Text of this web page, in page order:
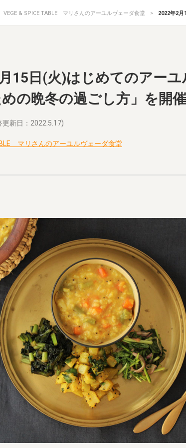
VEGE & SPICE TABLE マリさんのアーユルヴェーダ食堂 2022年2
15日(火)はじめてのアー
の晩冬の過ごし方」を開
更新日：2022.5.17)
マリさんのアーユルヴェーダ食堂